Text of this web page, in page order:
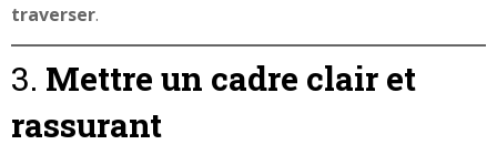
traverser.
3. Mettre un cadre clair et
rassurant